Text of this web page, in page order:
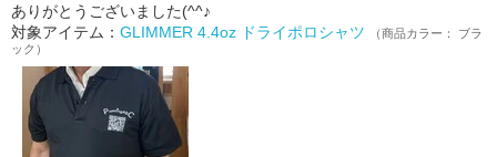
ありがとうございました(^^♪
対象アイテム： GLIMMER 4.4oz ドライポロシャツ
（商品カラー： ブラ
ック）